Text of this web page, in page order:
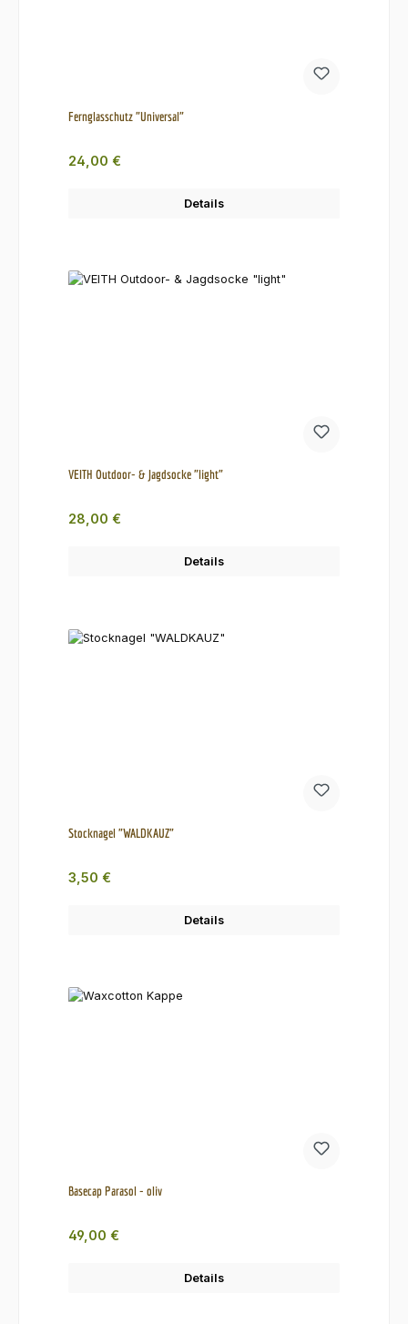
Fernglasschutz "Universal"
Regulärer Preis:
24,00 €
Details
VEITH Outdoor- & Jagdsocke "light"
Regulärer Preis:
28,00 €
Details
Stocknagel "WALDKAUZ"
Regulärer Preis:
3,50 €
Details
Basecap Parasol - oliv
Regulärer Preis:
49,00 €
Details